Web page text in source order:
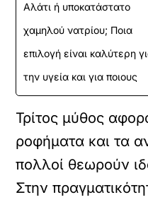
Αλάτι ή υποκατάστατο
χαμηλού νατρίου; Ποια
επιλογή είναι καλύτερη
την υγεία και για ποιους
Τρίτος μύθος
ροφήματα και τα
πολλοί θεωρούν
Στην